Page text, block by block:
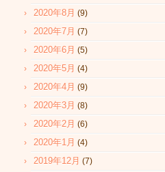
2020年8月 (9)
2020年7月 (7)
2020年6月 (5)
2020年5月 (4)
2020年4月 (9)
2020年3月 (8)
2020年2月 (6)
2020年1月 (4)
2019年12月 (7)